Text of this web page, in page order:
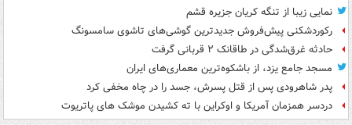
نمایی زیبا از تنگه کریان جزیره قشم
رکوردشکنی پیش‌فروش جدیدترین گوشی‌های تاشوی سامسونگ
حادثه غرق‌شدگی در طاقانک ۲ قربانی گرفت
مسجد جامع یزد، از باشکوه‌ترین معماری‌های ایران
پدر شاهرودی پس از قتل پسرش، جسد را در چاه مخفی کرد
دردسر همزمان آمریکا و اوکراین با ته کشیدن موشک های پاتریوت